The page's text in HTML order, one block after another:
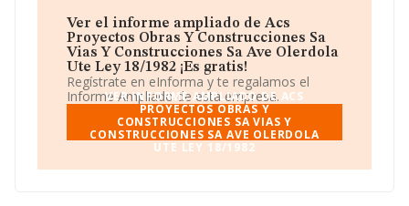
su principal actividad CNAE como 9499 - Otras
actividades asociativas n.c.o.p..Acs Proyectos Obras Y
Construcciones Sa Vias Y Construcciones Sa Ave
Olerdola Ute Ley 18/1982 toma la forma jurídica de
Unión temporal de empresas.
Ver el informe ampliado de Acs
Proyectos Obras Y Construcciones Sa
Vias Y Construcciones Sa Ave Olerdola
Ute Ley 18/1982 ¡Es gratis!
Regístrate en eInforma y te regalamos el
Informe Ampliado de esta empresa.
VER INFORME AMPLIADO DE ACS
PROYECTOS OBRAS Y
CONSTRUCCIONES SA VIAS Y
CONSTRUCCIONES SA AVE OLERDOLA
UTE LEY 18/1982